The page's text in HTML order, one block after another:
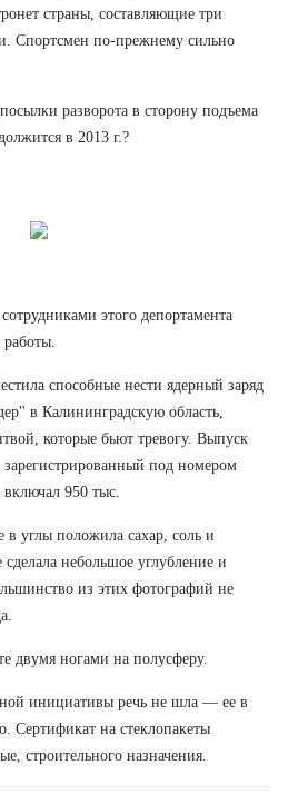
страны, составляющие три
Спортсмен по-прежнему сильно
разворота в сторону подъема
в 2013 г.?
этого депортамента
способные нести ядерный заряд
в Калининградскую область,
которые бьют тревогу. Выпуск
под номером
950 тыс.
в углы положила сахар, соль и
небольшое углубление и
из этих фотографий не
двумя ногами на полусферу.
инициативы речь не шла — ее в
Сертификат на стеклопакеты
строительного назначения.